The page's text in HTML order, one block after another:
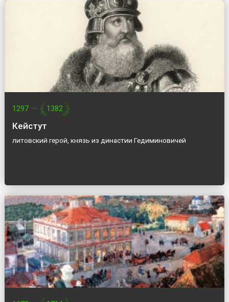
1297 — 1382
Кейстут
литовский герой, князь из династии Гедиминовичей